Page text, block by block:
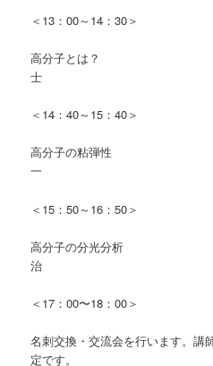
＜13：00～14：30＞
高分子とは？ （
士
＜14：40～15：40＞
高分子の粘弾性
一
＜15：50～16：50＞
高分子の分光分析
治
＜17：00〜18：00＞
名刺交換・交流会を行います。講
定です。